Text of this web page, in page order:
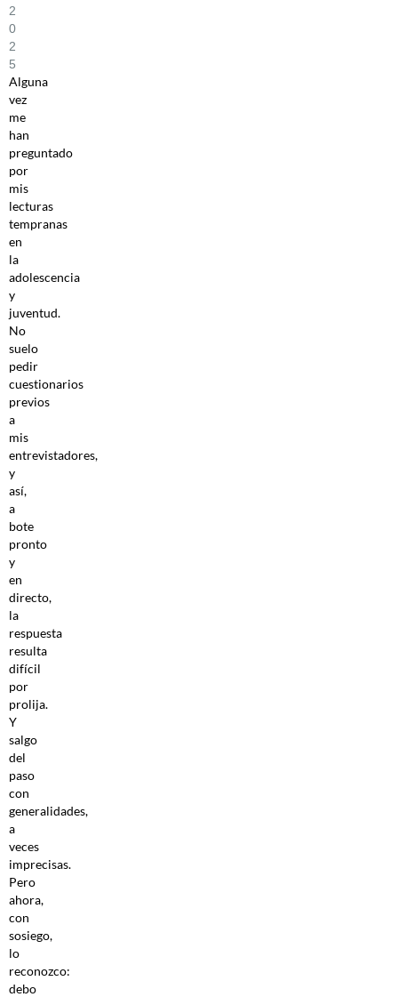
2
0
2
5
Alguna
vez
me
han
preguntado
por
mis
lecturas
tempranas
en
la
adolescencia
y
juventud.
No
suelo
pedir
cuestionarios
previos
a
mis
entrevistadores,
y
así,
a
bote
pronto
y
en
directo,
la
respuesta
resulta
difícil
por
prolija.
Y
salgo
del
paso
con
generalidades,
a
veces
imprecisas.
Pero
ahora,
con
sosiego,
lo
reconozco:
debo